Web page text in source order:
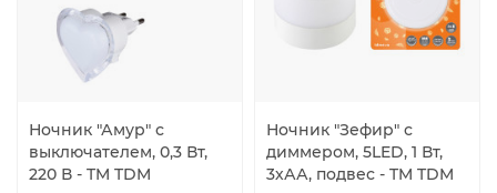
Ночник "Амур" с
выключателем, 0,3 Вт,
220 В - TM TDM
Ночник "Зефир" с
диммером, 5LED, 1 Вт,
3хАА, подвес - TM TDM